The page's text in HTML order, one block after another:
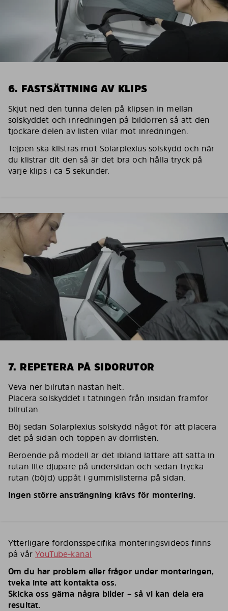
6. FASTSÄTTNING AV KLIPS
Skjut ned den tunna delen på klipsen in mellan
solskyddet och inredningen på bildörren så att den
tjockare delen av listen vilar mot inredningen.
Tejpen ska klistras mot Solarplexius solskydd och när
du klistrar dit den så är det bra och hålla tryck på
varje klips i ca 5 sekunder.
7. REPETERA PÅ SIDORUTOR
Veva ner bilrutan nästan helt.
Placera solskyddet i tätningen från insidan framför
bilrutan.
Böj sedan Solarplexius solskydd något för att placera
det på sidan och toppen av dörrlisten.
Beroende på modell är det ibland lättare att sätta in
rutan lite djupare på undersidan och sedan trycka
rutan (böjd) uppåt i gummislisterna på sidan.
Ingen större ansträngning krävs för montering.
Ytterligare fordonsspecifika monteringsvideos finns
på vårYouTube-kanal
Om du har problem eller frågor under monteringen,
tveka inte att kontakta oss.
Skicka oss gärna några bilder – så vi kan dela era
resultat.